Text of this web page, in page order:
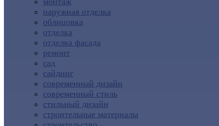
наружная отделка
облицовка
отделка
отделка фасада
ремонт
сад
сайдинг
современный дизайн
современный стиль
стильный дизайн
строительные материалы